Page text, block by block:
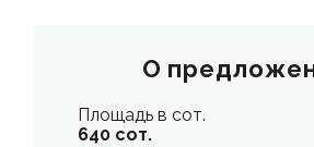
О
Площадь в сот.
640 сот.